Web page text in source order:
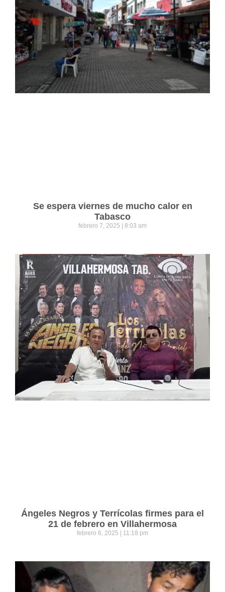
Se espera viernes de mucho calor en
Tabasco
febrero 7, 2025 8:03 am
Ángeles Negros y Terrícolas firmes para el
21 de febrero en Villahermosa
febrero 6, 2025 11:18 pm